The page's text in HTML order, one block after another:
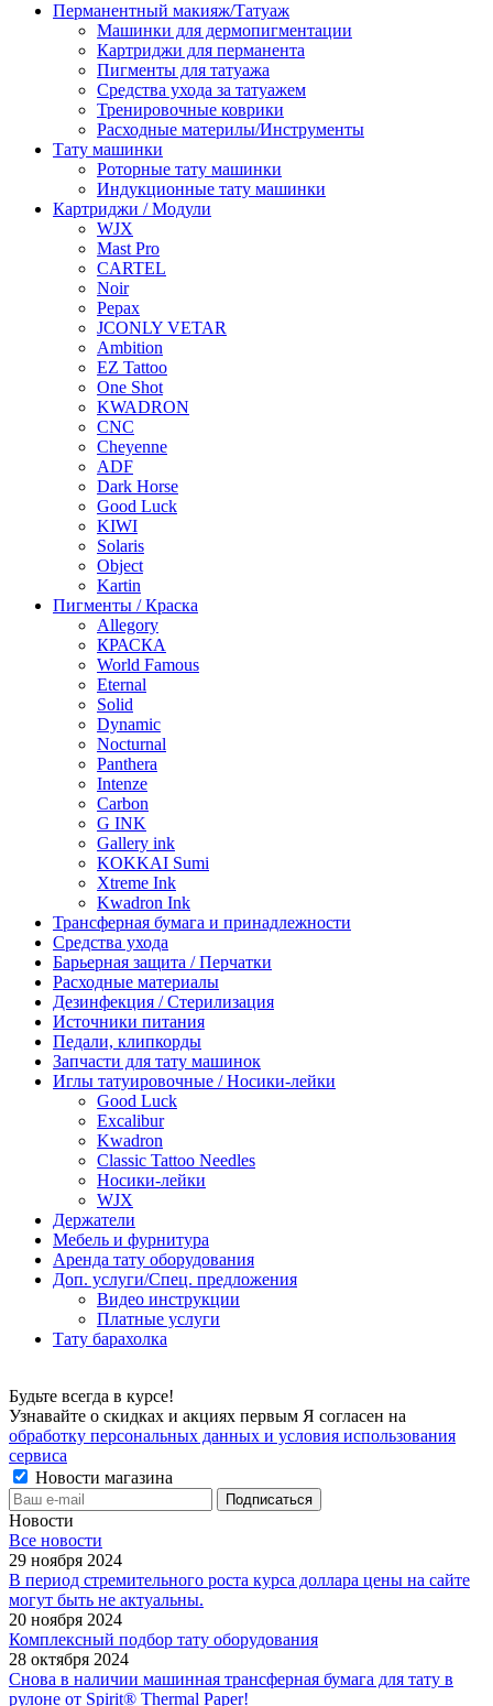
Перманентный макияж/Татуаж
Машинки для дермопигментации
Картриджи для перманента
Пигменты для татуажа
Средства ухода за татуажем
Тренировочные коврики
Расходные материлы/Инструменты
Тату машинки
Роторные тату машинки
Индукционные тату машинки
Картриджи / Модули
WJX
Mast Pro
CARTEL
Noir
Pepax
JCONLY VETAR
Ambition
EZ Tattoo
One Shot
KWADRON
CNC
Cheyenne
ADF
Dark Horse
Good Luck
KIWI
Solaris
Object
Kartin
Пигменты / Краска
Allegory
КРАСКА
World Famous
Eternal
Solid
Dynamic
Nocturnal
Panthera
Intenze
Carbon
G INK
Gallery ink
KOKKAI Sumi
Xtreme Ink
Kwadron Ink
Трансферная бумага и принадлежности
Средства ухода
Барьерная защита / Перчатки
Расходные материалы
Дезинфекция / Стерилизация
Источники питания
Педали, клипкорды
Запчасти для тату машинок
Иглы татуировочные / Носики-лейки
Good Luck
Excalibur
Kwadron
Classic Tattoo Needles
Носики-лейки
WJX
Держатели
Мебель и фурнитура
Аренда тату оборудования
Доп. услуги/Спец. предложения
Видео инструкции
Платные услуги
Тату барахолка
Будьте всегда в курсе!
Узнавайте о скидках и акциях первым Я согласен на
обработку персональных данных и условия использования
сервиса
Новости магазина
Новости
Все новости
29 ноября 2024
В период стремительного роста курса доллара цены на сайте
могут быть не актуальны.
20 ноября 2024
Комплексный подбор тату оборудования
28 октября 2024
Снова в наличии машинная трансферная бумага для тату в
рулоне от Spirit® Thermal Paper!